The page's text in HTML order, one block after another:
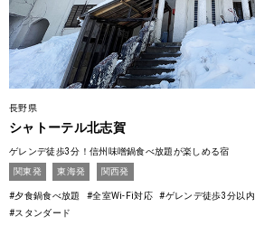
長野県
シャトーテル北志賀
ゲレンデ徒歩3分！信州味噌鍋食べ放題が楽しめる宿
関東発
東海発 関西発
#夕食鍋食べ放題 #全室Wi-Fi対応 #ゲレンデ徒歩3分以内
#スタンダード